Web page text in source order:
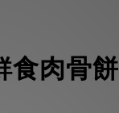
食肉骨餅